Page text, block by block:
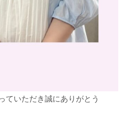
ていただき誠にありがとう